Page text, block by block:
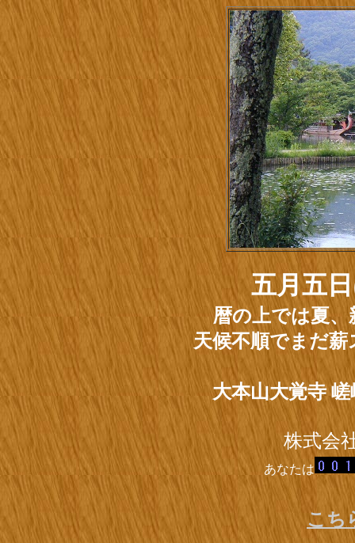
五月五
暦の上では夏
天候不順でまだ
大本山大覚寺
株式会
あなたは
こち